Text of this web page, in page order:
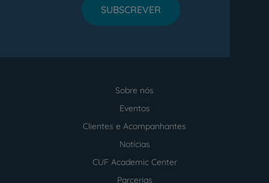
SUBSCREVER
Sobre nós
Eventos
Clientes e Acompanhantes
Notícias
CUF Academic Center
Parcerias